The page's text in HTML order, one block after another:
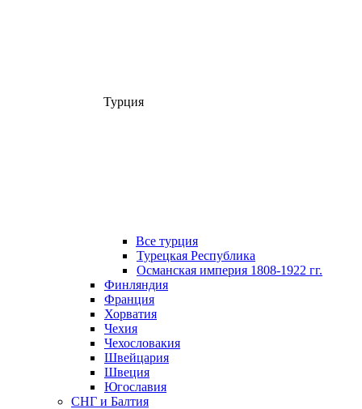
Турция
Все турция
Турецкая Республика
Османская империя 1808-1922 гг.
Финляндия
Франция
Хорватия
Чехия
Чехословакия
Швейцария
Швеция
Югославия
СНГ и Балтия